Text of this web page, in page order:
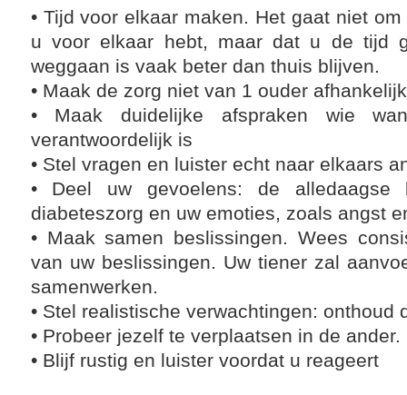
• Tijd voor elkaar maken. Het gaat niet
u voor elkaar hebt, maar dat u de tijd
weggaan is vaak beter dan thuis blijven.
• Maak de zorg niet van 1 ouder afhankelijk
• Maak duidelijke afspraken wie
verantwoordelijk is
• Stel vragen en luister echt naar elkaars
• Deel uw gevoelens: de alledaagse
diabeteszorg en uw emoties, zoals angst
• Maak samen beslissingen. Wees
van uw beslissingen. Uw tiener zal
samenwerken.
• Stel realistische verwachtingen: onthoud
• Probeer jezelf te verplaatsen in de ander.
• Blijf rustig en luister voordat u reageert